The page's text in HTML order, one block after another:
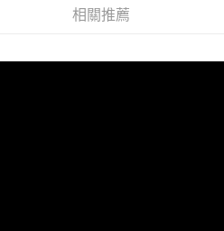
以下網址：
相關推薦